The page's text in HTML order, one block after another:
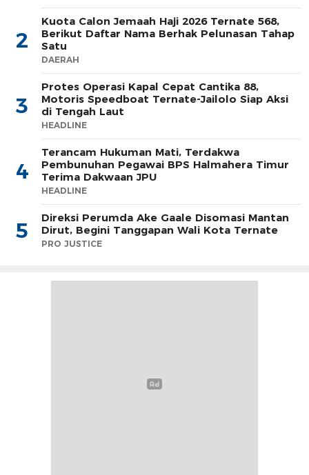
2
Kuota Calon Jemaah Haji 2026 Ternate 568,
Berikut Daftar Nama Berhak Pelunasan Tahap
Satu
DAERAH
3
Protes Operasi Kapal Cepat Cantika 88,
Motoris Speedboat Ternate-Jailolo Siap Aksi
di Tengah Laut
HEADLINE
4
Terancam Hukuman Mati, Terdakwa
Pembunuhan Pegawai BPS Halmahera Timur
Terima Dakwaan JPU
HEADLINE
5
Direksi Perumda Ake Gaale Disomasi Mantan
Dirut, Begini Tanggapan Wali Kota Ternate
PRO JUSTICE